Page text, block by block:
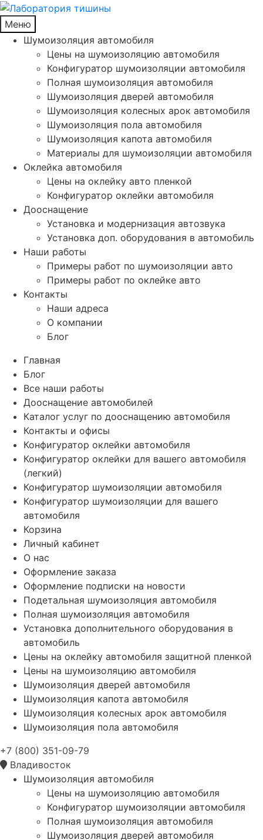
Меню
Шумоизоляция автомобиля
Цены на шумоизоляцию автомобиля
Конфигуратор шумоизоляции автомобиля
Полная шумоизоляция автомобиля
Шумоизоляция дверей автомобиля
Шумоизоляция колесных арок автомобиля
Шумоизоляция пола автомобиля
Шумоизоляция капота автомобиля
Материалы для шумоизоляции автомобиля
Оклейка автомобиля
Цены на оклейку авто пленкой
Конфигуратор оклейки автомобиля
Дооснащение
Установка и модернизация автозвука
Установка доп. оборудования в автомобиль
Наши работы
Примеры работ по шумоизоляции авто
Примеры работ по оклейке авто
Контакты
Наши адреса
О компании
Блог
Главная
Блог
Все наши работы
Дооснащение автомобилей
Каталог услуг по дооснащению автомобиля
Контакты и офисы
Конфигуратор оклейки автомобиля
Конфигуратор оклейки для вашего автомобиля
(легкий)
Конфигуратор шумоизоляции автомобиля
Конфигуратор шумоизоляции для вашего
автомобиля
Корзина
Личный кабинет
О нас
Оформление заказа
Оформление подписки на новости
Подетальная шумоизоляция автомобиля
Полная шумоизоляция автомобиля
Установка дополнительного оборудования в
автомобиль
Цены на оклейку автомобиля защитной пленкой
Цены на шумоизоляцию автомобиля
Шумоизоляция дверей автомобиля
Шумоизоляция капота автомобиля
Шумоизоляция колесных арок автомобиля
Шумоизоляция пола автомобиля
+7 (800) 351-09-79
Владивосток
Шумоизоляция автомобиля
Цены на шумоизоляцию автомобиля
Конфигуратор шумоизоляции автомобиля
Полная шумоизоляция автомобиля
Шумоизоляция дверей автомобиля